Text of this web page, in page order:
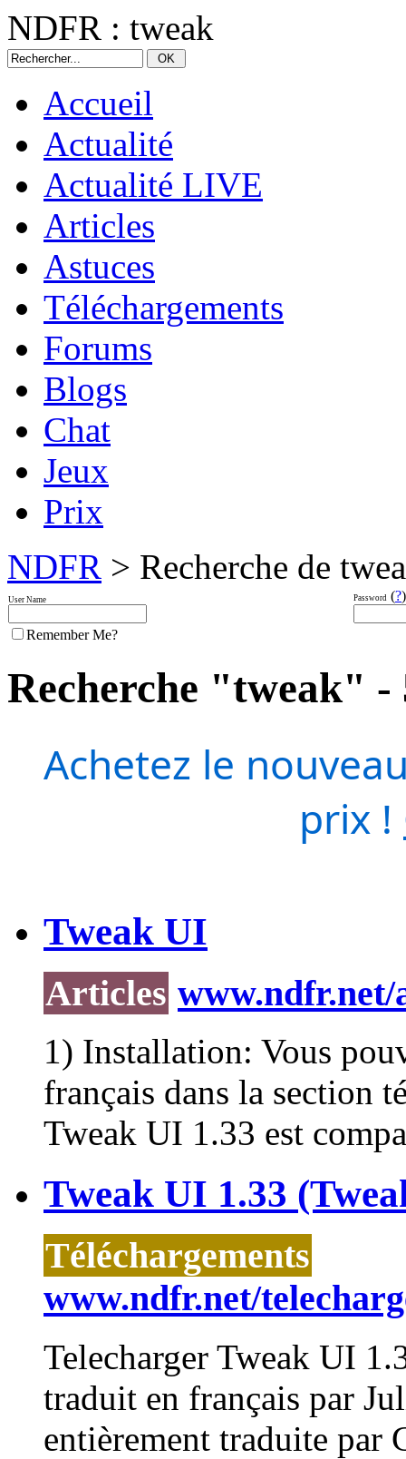
NDFR : tweak
Accueil
Actualité
Actualité LIVE
Articles
Astuces
Téléchargements
Forums
Blogs
Chat
Jeux
Prix
NDFR > Recherche de
User Name Password (?)
Remember Me?
Recherche "tweak" -
Achetez le
prix !
Tweak UI
Articles
1) Installation: Vous
français dans la section
Tweak UI 1.33 est
Tweak UI 1.33
Téléchargements
www.ndfr.net/
Telecharger Tweak UI
traduit en français par
entièrement traduite par